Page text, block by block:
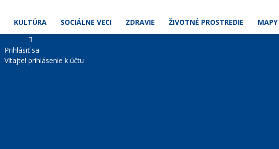
KULTÚRA SOCIÁLNE VECI ZDRAVIE ŽIVOTNÉ PROSTREDIE MAPY
Prihlásiť sa
Vitajte! prihlásenie k účtu